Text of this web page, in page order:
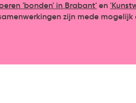
'bonden' in Brabant' en
zijn mede